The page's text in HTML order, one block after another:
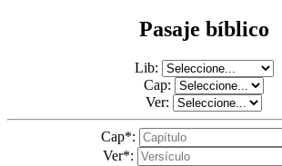
Pasaje bíblico
Lib:
Cap:
Ver:
Cap*:
Ver*: